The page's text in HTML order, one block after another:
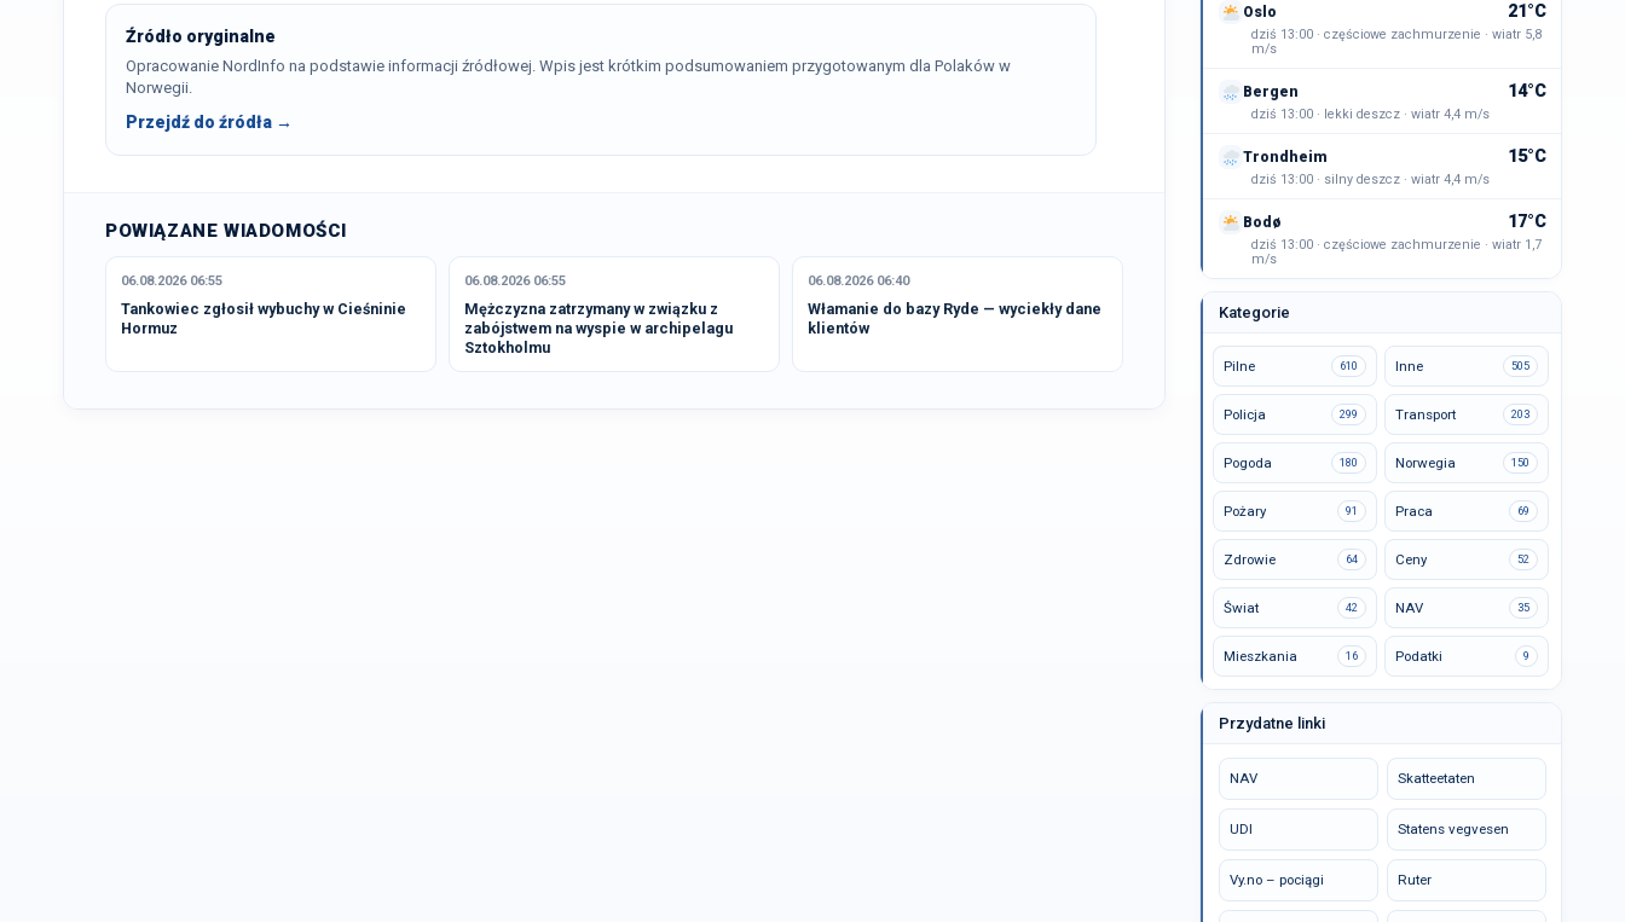
Źródło oryginalne
Opracowanie NordInfo na podstawie informacji źródłowej. Wpis jest krótkim podsumowaniem przygotowanym dla Polaków w
Norwegii.
Przejdź do źródła →
POWIĄZANE WIADOMOŚCI
06.08.2026 06:55
Tankowiec zgłosił wybuchy w Cieśninie
Hormuz
06.08.2026 06:55
Mężczyzna zatrzymany w związku z
zabójstwem na wyspie w archipelagu
Sztokholmu
06.08.2026 06:40
Włamanie do bazy Ryde — wyciekły dane
klientów
Oslo 21°C
dziś 13:00 · częściowe zachmurzenie · wiatr 5,8
m/s
Bergen 14°C
dziś 13:00 · lekki deszcz · wiatr 4,4 m/s
Trondheim 15°C
dziś 13:00 · silny deszcz · wiatr 4,4 m/s
Bodø 17°C
dziś 13:00 · częściowe zachmurzenie · wiatr 1,7
m/s
Kategorie
Pilne 610 Inne 505
Policja 299 Transport 203
Pogoda 180 Norwegia 150
Pożary 91 Praca 69
Zdrowie 64 Ceny 52
Świat 42 NAV 35
Mieszkania 16 Podatki 9
Przydatne linki
NAV Skatteetaten
UDI Statens vegvesen
Vy.no – pociągi Ruter